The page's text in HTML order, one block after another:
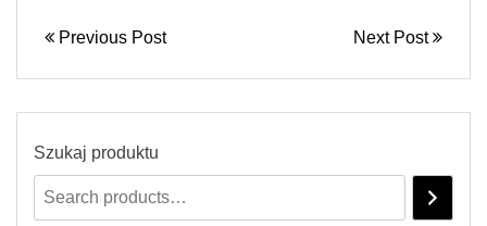
Previous Post Next Post
Szukaj produktu